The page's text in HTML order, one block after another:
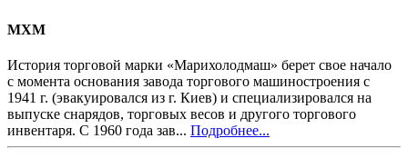
MXM
История торговой марки «Марихолодмаш» берет свое начало
с момента основания завода торгового машиностроения с
1941 г. (эвакуировался из г. Киев) и специализировался на
выпуске снарядов, торговых весов и другого торгового
инвентаря. С 1960 года зав... Подробнее...